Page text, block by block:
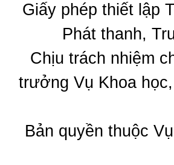
Giấy phép thiết lập
Phát thanh,
Chịu trách nhiệm
trưởng Vụ Khoa
Bản quyền thuộc